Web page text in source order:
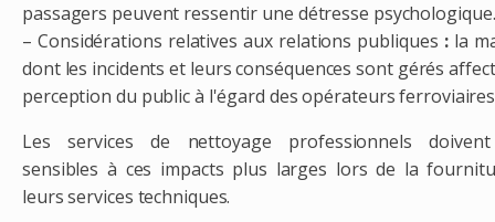
passagers peuvent ressentir une détresse psychologique.
– Considérations relatives aux relations publiques :la
dont les incidents et leurs conséquences sont gérés
perception du public à l'égard des opérateurs
Les services de nettoyage professionnels
sensibles à ces impacts plus larges lors de la
leurs services techniques.